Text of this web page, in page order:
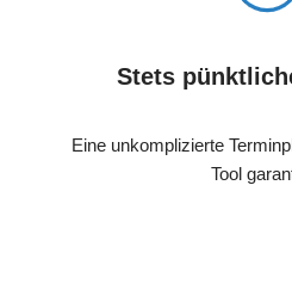
Stets
Eine unkomplizierte
Tool